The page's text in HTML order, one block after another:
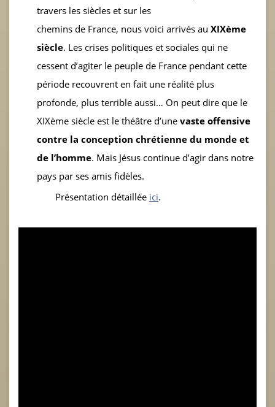
travers les siècles et sur les
chemins de France, nous voici arrivés au XIXème
siècle. Les crises politiques et sociales qui ne
cessent d’agiter le peuple de France pendant cette
période recouvrent en fait une réalité plus
profonde, plus terrible aussi… On peut dire que le
XIXème siècle est le théâtre d’une vaste offensive
contre la conception chrétienne du monde et
de l’homme. Mais Jésus continue d’agir dans notre
pays par ses amis fidèles.
Présentation détaillée ici.